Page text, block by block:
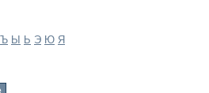
Ъ Ы Ь Э Ю Я